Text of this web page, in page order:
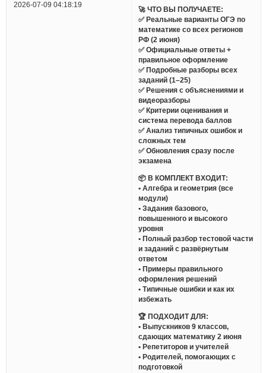
2026-07-09 04:18:19
🚀 ЧТО ВЫ ПОЛУЧАЕТЕ:
✅ Реальные варианты ОГЭ по
математике со всех регионов
РФ (2 июня)
✅ Официальные ответы +
правильное оформление
✅ Подробные разборы всех
заданий (1–25)
✅ Решения с объяснениями и
видеоразборы
✅ Критерии оценивания и
система перевода баллов
✅ Анализ типичных ошибок и
сложных тем
✅ Обновления сразу после
экзамена
📦 В КОМПЛЕКТ ВХОДИТ:
• Алгебра и геометрия (все
модули)
• Задания базового,
повышенного и высокого
уровня
• Полный разбор тестовой части
и заданий с развёрнутым
ответом
• Примеры правильного
оформления решений
• Типичные ошибки и как их
избежать
🏆 ПОДХОДИТ ДЛЯ:
• Выпускников 9 классов,
сдающих математику 2 июня
• Репетиторов и учителей
• Родителей, помогающих с
подготовкой